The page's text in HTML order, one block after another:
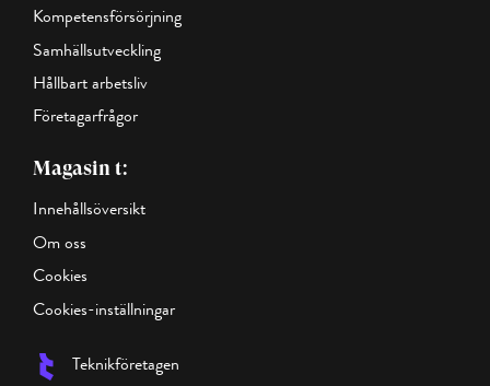
Kompetensförsörjning
Samhällsutveckling
Hållbart arbetsliv
Företagarfrågor
Magasin t:
Innehållsöversikt
Om oss
Cookies
Cookies-inställningar
Teknikföretagen